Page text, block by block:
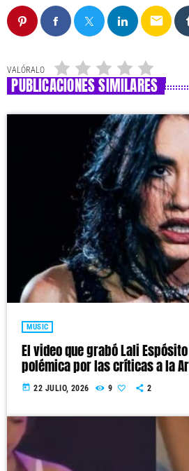
email
VALÓRALO
PUBLICACIONES SIMILARES
MUSIC
El video que grabó Lali
polémica por las críticas a la
today 22 JULIO, 2026 9 2